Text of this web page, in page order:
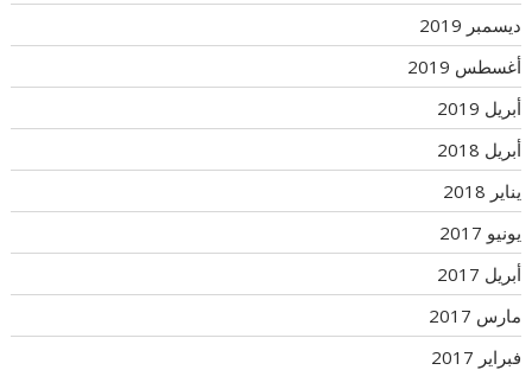
ديسمبر 2019
أغسطس 2019
أبريل 2019
أبريل 2018
يناير 2018
يونيو 2017
أبريل 2017
مارس 2017
فبراير 2017